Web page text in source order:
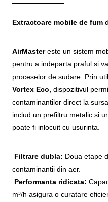
Extractoare mobile de fum
AirMastereste un sistem
pentru a indeparta praful si
proceselor de sudare. Prin
Vortex Eco, dispozitivul
contaminantilor direct la
includ un prefiltru metalic si
poate fi inlocuit cu usurinta.
Filtrare dubla: Doua etape
contaminantii din aer.
Performanta ridicata:
m³/h asigura o curatare